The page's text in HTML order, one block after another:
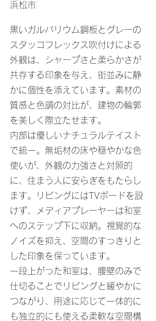
浜松市
黒いガルバリウム鋼板とグレーの
スタッコフレックス吹付けによる
外観は、シャープさと柔らかさが
共存する印象を与え、街並みに静
かに個性を添えています。素材の
質感と色調の対比が、建物の輪郭
を美しく際立たせます。
内部は優しいナチュラルテイスト
で統一。無垢材の床や穏やかな色
使いが、外観の力強さと対照的
に、住まう人に安らぎをもたらし
ます。リビングにはTVボードを設
けず、メディアプレーヤーは和室
へのステップ下に収納。視覚的な
ノイズを抑え、空間のすっきりと
した印象を保っています。
一段上がった和室は、腰壁のみで
仕切ることでリビングと緩やかに
つながり、用途に応じて一体的に
も独立的にも使える柔軟な空間構